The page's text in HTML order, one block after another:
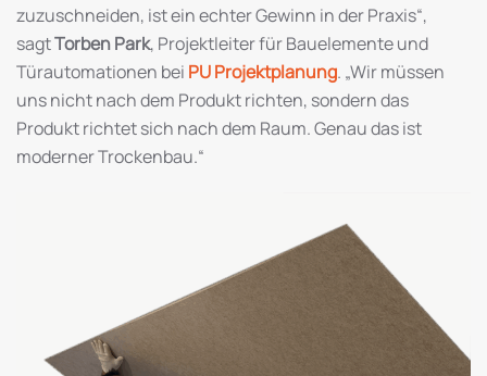
zuzuschneiden, ist ein echter Gewinn in der Praxis“,
sagtTorben Park, Projektleiter für Bauelemente und
Türautomationen bei PU Projektplanung. „Wir müssen
uns nicht nach dem Produkt richten, sondern das
Produkt richtet sich nach dem Raum. Genau das ist
moderner Trockenbau.“